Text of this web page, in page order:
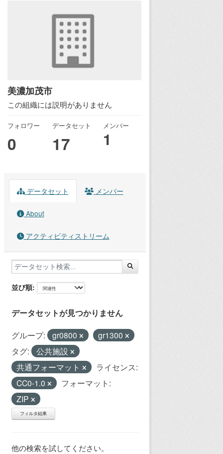
美濃加茂市
この組織には説明がありません
フォロワー
0
データセット
17
メンバー
1
データセット メンバー
About
アクティビティストリーム
並び順
データセットが見つかりません
グループ: gr0800
gr1300
タグ:
公共施設
共通フォーマット
ライセンス:
CC0-1.0
フォーマット:
ZIP
フィルタ結果
他の検索を試してください。